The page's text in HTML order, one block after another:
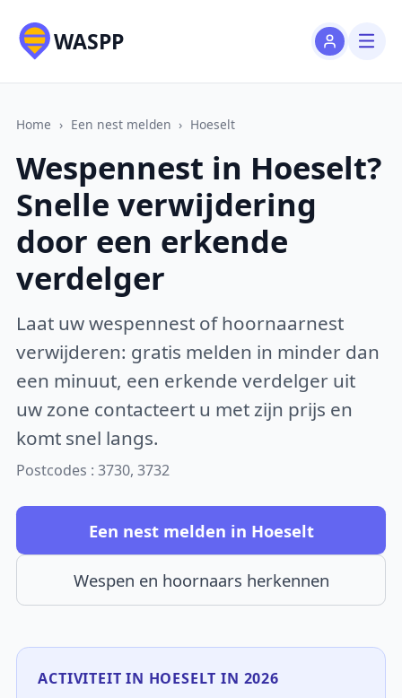
WASPP
Home › Een nest melden › Hoeselt
Wespennest in Hoeselt?
Snelle verwijdering
door een erkende
verdelger
Laat uw wespennest of hoornaarnest
verwijderen: gratis melden in minder dan
een minuut, een erkende verdelger uit
uw zone contacteert u met zijn prijs en
komt snel langs.
Postcodes : 3730, 3732
Een nest melden in Hoeselt
Wespen en hoornaars herkennen
ACTIVITEIT IN HOESELT IN 2026